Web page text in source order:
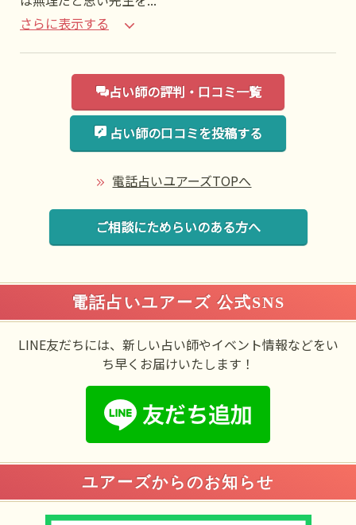
さらに表示する
占い師の評判・口コミ一覧
占い師の口コミを投稿する
電話占いユアーズTOPへ
ご相談にためらいのある方へ
電話占いユアーズ 公式SNS
LINE友だちには、新しい占い師やイベント情報などをい
ち早くお届けいたします！
ユアーズからのお知らせ